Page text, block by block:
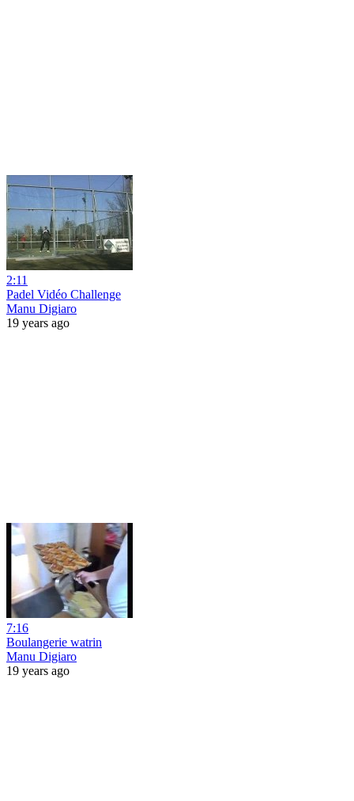
2:11
Padel Vidéo Challenge
Manu Digiaro
19 years ago
7:16
Boulangerie watrin
Manu Digiaro
19 years ago